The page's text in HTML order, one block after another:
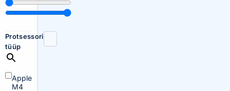
Protsessori
tüüp
Apple
M4